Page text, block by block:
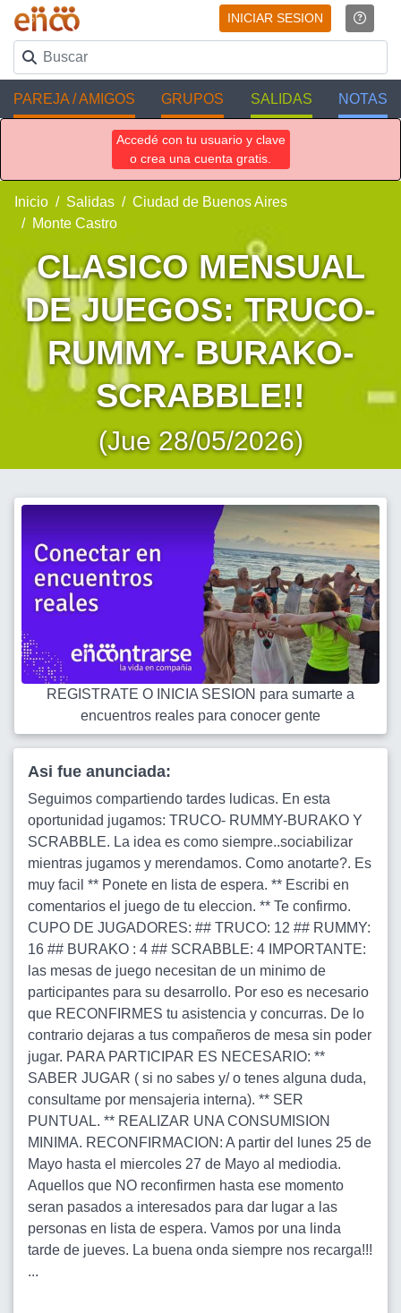
INICIAR SESION
PAREJA / AMIGOS GRUPOS SALIDAS NOTAS
Accedé con tu usuario y clave
o crea una cuenta gratis.
Inicio Salidas
Ciudad de Buenos Aires
Monte Castro
CLASICO MENSUAL
DE JUEGOS: TRUCO-
RUMMY- BURAKO-
SCRABBLE!!
(Jue 28/05/2026)
REGISTRATE O INICIA SESION para sumarte a
encuentros reales para conocer gente
Asi fue anunciada:
Seguimos compartiendo tardes ludicas. En esta
oportunidad jugamos: TRUCO- RUMMY-BURAKO Y
SCRABBLE. La idea es como siempre..sociabilizar
mientras jugamos y merendamos. Como anotarte?. Es
muy facil ** Ponete en lista de espera. ** Escribi en
comentarios el juego de tu eleccion. ** Te confirmo.
CUPO DE JUGADORES: ## TRUCO: 12 ## RUMMY:
16 ## BURAKO : 4 ## SCRABBLE: 4 IMPORTANTE:
las mesas de juego necesitan de un minimo de
participantes para su desarrollo. Por eso es necesario
que RECONFIRMES tu asistencia y concurras. De lo
contrario dejaras a tus compañeros de mesa sin poder
jugar. PARA PARTICIPAR ES NECESARIO: **
SABER JUGAR ( si no sabes y/ o tenes alguna duda,
consultame por mensajeria interna). ** SER
PUNTUAL. ** REALIZAR UNA CONSUMISION
MINIMA. RECONFIRMACION: A partir del lunes 25 de
Mayo hasta el miercoles 27 de Mayo al mediodia.
Aquellos que NO reconfirmen hasta ese momento
seran pasados a interesados para dar lugar a las
personas en lista de espera. Vamos por una linda
tarde de jueves. La buena onda siempre nos recarga!!!
...